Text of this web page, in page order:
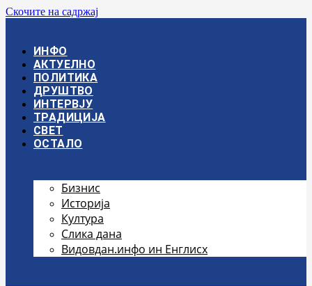
Скочите на садржај
ИНФО
АКТУЕЛНО
ПОЛИТИКА
ДРУШТВО
ИНТЕРВЈУ
ТРАДИЦИЈА
СВЕТ
ОСТАЛО
Бизнис
Историја
Култура
Слика дана
Видовдан.инфо ин Енглисх